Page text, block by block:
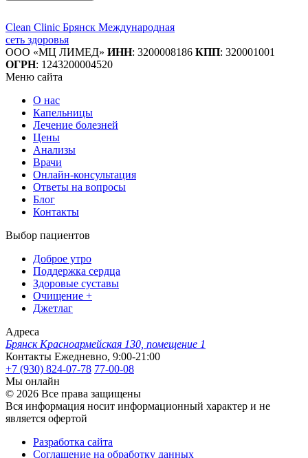
Clean Clinic Брянск Международная
сеть здоровья
ООО «МЦ ЛИМЕД» ИНН: 3200008186 КПП: 320001001
ОГРН: 1243200004520
Меню сайта
О нас
Капельницы
Лечение болезней
Цены
Анализы
Врачи
Онлайн-консультация
Ответы на вопросы
Блог
Контакты
Выбор пациентов
Доброе утро
Поддержка сердца
Здоровые суставы
Очищение +
Джетлаг
Адреса
Брянск Красноармейская 130, помещение 1
Контакты Ежедневно, 9:00-21:00
+7 (930) 824-07-78 77-00-08
Мы онлайн
© 2026 Все права защищены
Вся информация носит информационный характер и не
является офертой
Разработка сайта
Соглашение на обработку данных